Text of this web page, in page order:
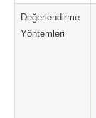
Değerlendirme
Yöntemleri